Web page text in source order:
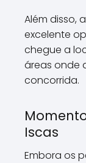
Além disso,
excelente
chegue a
áreas onde
concorrida.
Iscas
Embora os